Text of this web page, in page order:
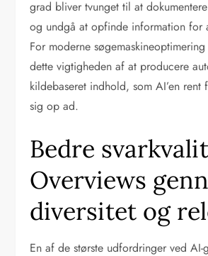
grad bliver tvunget til at
og undgå at opfinde information for
For moderne
dette vigtigheden af at producere
kildebaseret indhold, som AI’en
sig op ad.
Bedre
Overviews
diversitet og
En af de største udfordringer ved AI-